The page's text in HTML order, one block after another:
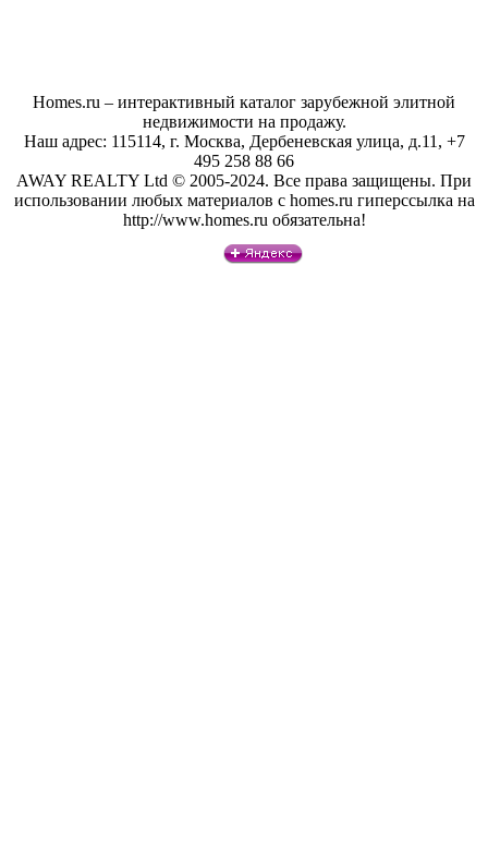
Homes.ru – интерактивный каталог зарубежной элитной
недвижимости на продажу.
Наш адрес: 115114, г. Москва, Дербеневская улица, д.11, +7
495 258 88 66
AWAY REALTY Ltd © 2005-2024. Все права защищены. При
использовании любых материалов с homes.ru гиперссылка на
http://www.homes.ru обязательна!